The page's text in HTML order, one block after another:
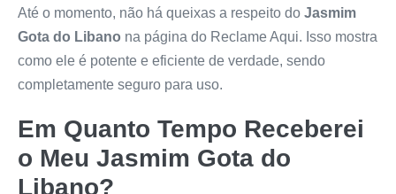
Até o momento, não há queixas a respeito do Jasmim
Gota do Libano na página do Reclame Aqui. Isso mostra
como ele é potente e eficiente de verdade, sendo
completamente seguro para uso.
Em Quanto Tempo Receberei
o Meu Jasmim Gota do
Libano?